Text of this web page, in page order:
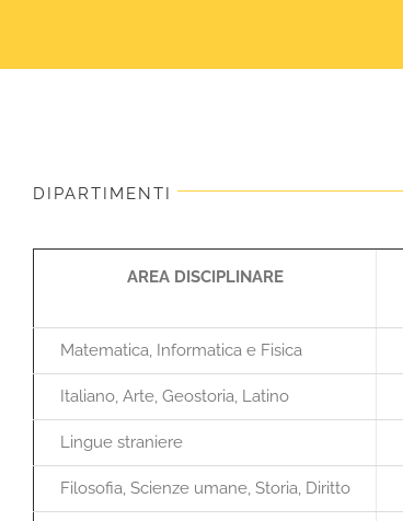
DIPARTIMENTI
AREA DISCIPLINARE
Matematica, Informatica e Fisica
Italiano, Arte, Geostoria, Latino
Lingue straniere
Filosofia, Scienze umane, Storia, Diritto